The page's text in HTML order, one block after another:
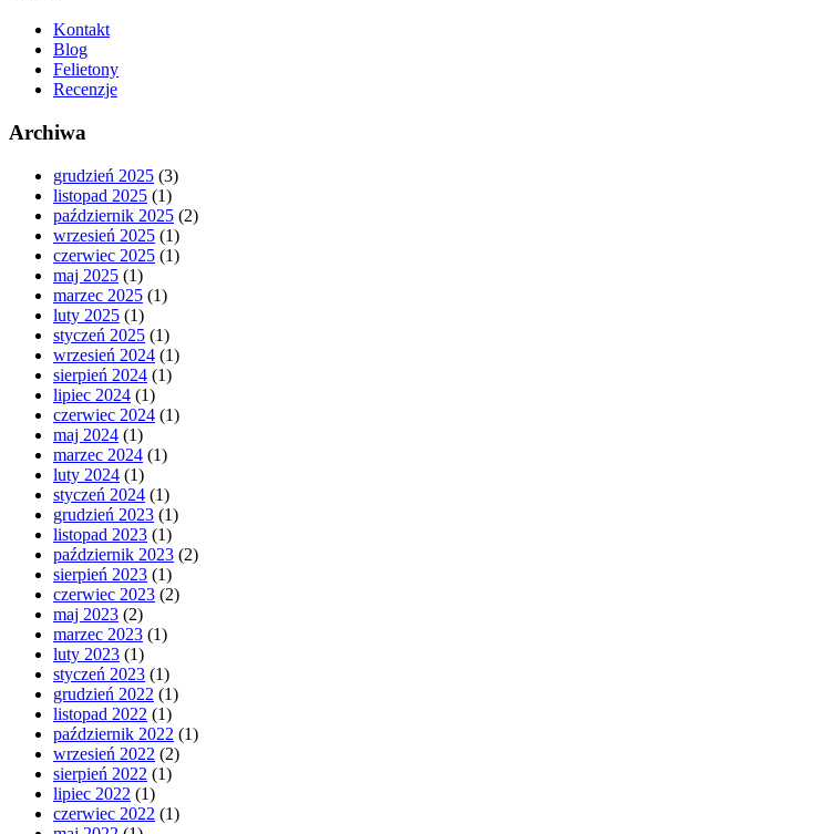
Kontakt
Blog
Felietony
Recenzje
Archiwa
grudzień 2025 (3)
listopad 2025 (1)
październik 2025 (2)
wrzesień 2025 (1)
czerwiec 2025 (1)
maj 2025 (1)
marzec 2025 (1)
luty 2025 (1)
styczeń 2025 (1)
wrzesień 2024 (1)
sierpień 2024 (1)
lipiec 2024 (1)
czerwiec 2024 (1)
maj 2024 (1)
marzec 2024 (1)
luty 2024 (1)
styczeń 2024 (1)
grudzień 2023 (1)
listopad 2023 (1)
październik 2023 (2)
sierpień 2023 (1)
czerwiec 2023 (2)
maj 2023 (2)
marzec 2023 (1)
luty 2023 (1)
styczeń 2023 (1)
grudzień 2022 (1)
listopad 2022 (1)
październik 2022 (1)
wrzesień 2022 (2)
sierpień 2022 (1)
lipiec 2022 (1)
czerwiec 2022 (1)